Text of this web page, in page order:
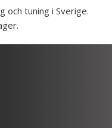
och tuning i Sverige.